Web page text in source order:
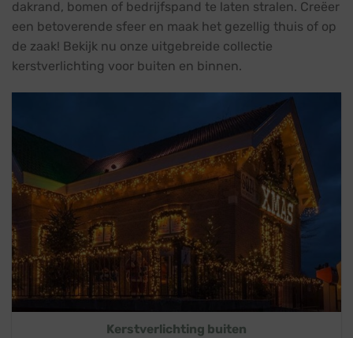
dakrand, bomen of bedrijfspand te laten stralen. Creëer
een betoverende sfeer en maak het gezellig thuis of op
de zaak! Bekijk nu onze uitgebreide collectie
kerstverlichting voor buiten en binnen.
Kerstverlichting buiten